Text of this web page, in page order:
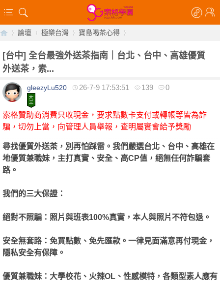
【
索
格
»
論壇 極樂台灣 寶島喝茶心得
[台中] 全台最強外送茶指南｜台北、台中、高雄優質
外送茶，素...
gleezyLu520 26-7-9 17:53:51 139 0
索格贊助商消費只收現金，要求點數卡支付或轉帳等皆為詐
騙，切勿上當，向管理人員舉報，查明屬實會給予獎勵
尋找優質外送茶，別再怕踩雷。我們嚴選台北、台中、高雄在
地優質兼職妹，主打真實、安全、高CP值，絕無任何詐騙套
路。
我們的三大保證：
絕對不照騙：照片與班表100%真實，本人與照片不符包退。
安全無套路：免買點數、免先匯款。一律見面滿意再付現金，
隱私安全有保障。
優質兼職妹：大學校花、火辣OL、性感模特，各類型素人應有